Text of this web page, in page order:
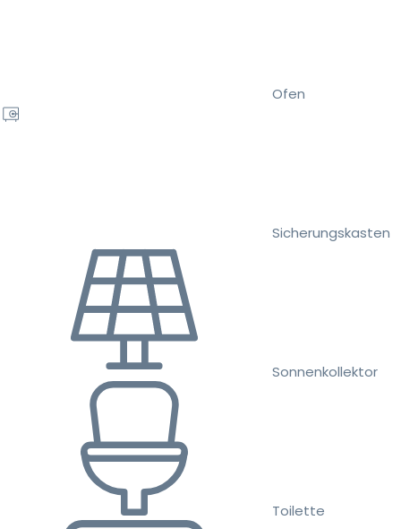
Ofen
Sicherungskasten
Sonnenkollektor
Toilette